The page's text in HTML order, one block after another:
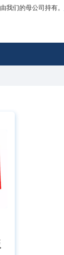
我们的母公司持有。